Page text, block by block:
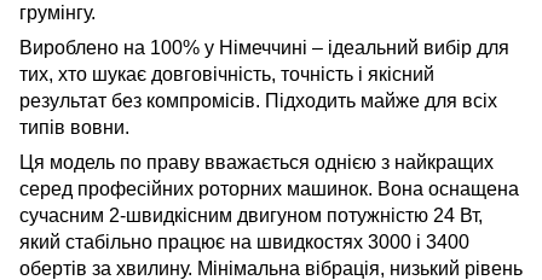
грумінгу.
Вироблено на 100% у Німеччині – ідеальний вибір для
тих, хто шукає довговічність, точність і якісний
результат без компромісів. Підходить майже для всіх
типів вовни.
Ця модель по праву вважається однією з найкращих
серед професійних роторних машинок. Вона оснащена
сучасним 2-швидкісним двигуном потужністю 24 Вт,
який стабільно працює на швидкостях 3000 і 3400
обертів за хвилину. Мінімальна вібрація, низький рівень